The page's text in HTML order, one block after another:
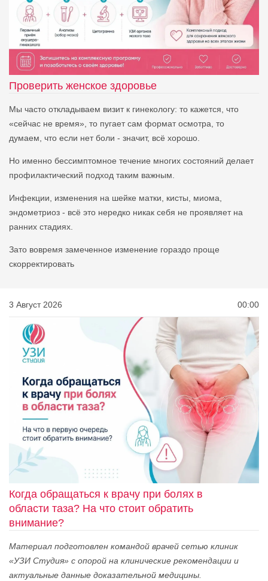
Проверить женское здоровье
Мы часто откладываем визит к гинекологу: то кажется, что
«сейчас не время», то пугает сам формат осмотра, то
думаем, что если нет боли - значит, всё хорошо.
Но именно бессимптомное течение многих состояний делает
профилактический подход таким важным.
Инфекции, изменения на шейке матки, кисты, миома,
эндометриоз - всё это нередко никак себя не проявляет на
ранних стадиях.
Зато вовремя замеченное изменение гораздо проще
скорректировать
3 Август 2026 00:00
Когда обращаться к врачу при болях в
области таза? На что стоит обратить
внимание?
Материал подготовлен командой врачей сетью клиник
«УЗИ Студия» с опорой на клинические рекомендации и
актуальные данные доказательной медицины.